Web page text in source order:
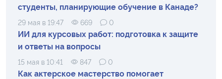
студенты, планирующие обучение в Канаде?
29 мая в 19:47 669 0
ИИ для курсовых работ: подготовка к защите
и ответы на вопросы
15 мая в 10:41 847 0
Как актерское мастерство помогает